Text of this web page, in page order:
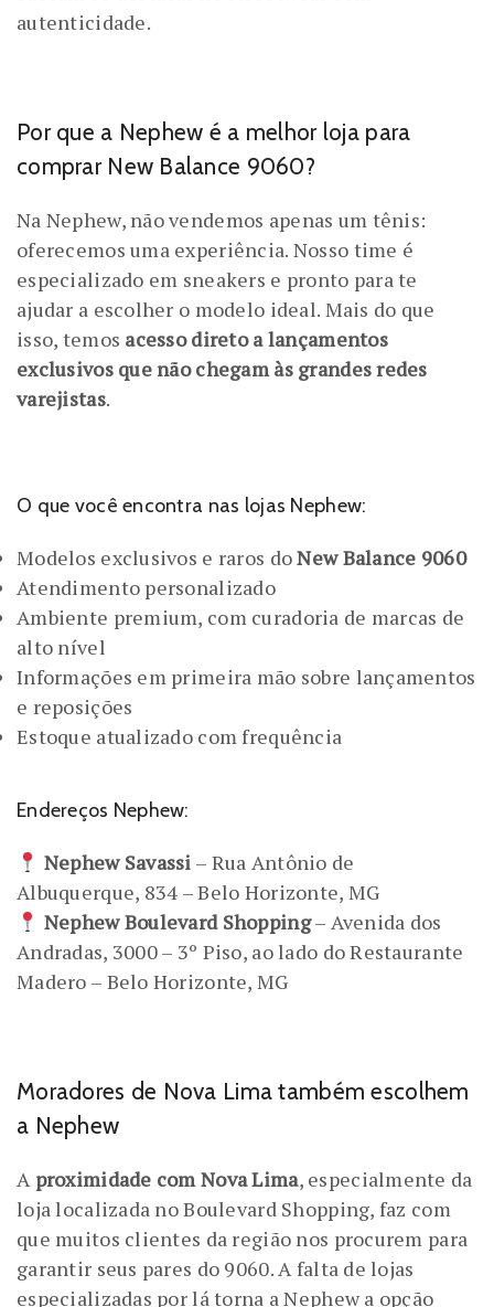
autenticidade.
Por que a Nephew é a melhor loja para
comprar New Balance 9060?
Na Nephew, não vendemos apenas um tênis:
oferecemos uma experiência. Nosso time é
especializado em sneakers e pronto para te
ajudar a escolher o modelo ideal. Mais do que
isso, temos acesso direto a lançamentos
exclusivos que não chegam às grandes redes
varejistas.
O que você encontra nas lojas Nephew:
Modelos exclusivos e raros doNew Balance 9060
Atendimento personalizado
Ambiente premium, com curadoria de marcas de
alto nível
Informações em primeira mão sobre lançamentos
e reposições
Estoque atualizado com frequência
Endereços Nephew:
Nephew Savassi – Rua Antônio de
Albuquerque, 834 – Belo Horizonte, MG
Nephew Boulevard Shopping– Avenida dos
Andradas, 3000 – 3º Piso, ao lado do Restaurante
Madero – Belo Horizonte, MG
Moradores de Nova Lima também escolhem
a Nephew
Aproximidade com Nova Lima, especialmente da
loja localizada no Boulevard Shopping, faz com
que muitos clientes da região nos procurem para
garantir seus pares do 9060. A falta de lojas
especializadas por lá torna a Nephew a opção